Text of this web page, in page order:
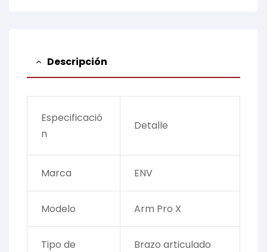
Descripción
Especificació
n
Detalle
Marca ENV
Modelo Arm Pro X
Tipo de
Brazo articulado